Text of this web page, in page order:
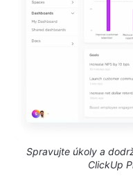
Spravujte úkoly a
ClickUp